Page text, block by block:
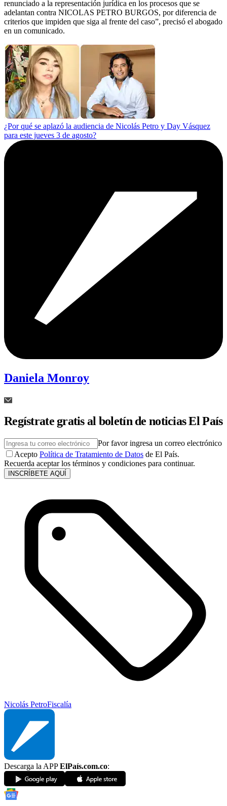
renunciado a la representación jurídica en los procesos que se
adelantan contra NICOLAS PETRO BURGOS, por diferencia de
criterios que impiden que siga al frente del caso”, precisó el abogado
en un comunicado.
¿Por qué se aplazó la audiencia de Nicolás Petro y Day Vásquez
para este jueves 3 de agosto?
Daniela Monroy
Regístrate gratis al boletín de noticias El País
Por favor ingresa un correo electrónico
Acepto Política de Tratamiento de Datos de El País.
Recuerda aceptar los términos y condiciones para continuar.
INSCRÍBETE AQUÍ
Nicolás PetroFiscalía
Descarga la APPElPaís.com.co: